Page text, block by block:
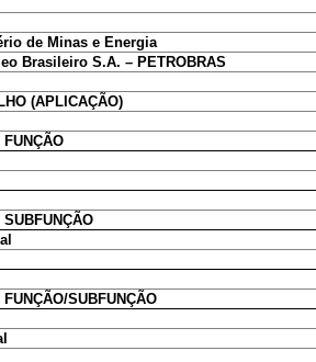
de Minas e Energia
Brasileiro S.A. – PETROBRAS
(APLICAÇÃO)
SUBFUNÇÃO